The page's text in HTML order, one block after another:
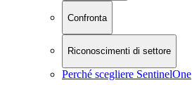
Confronta
Riconoscimenti di settore
Perché scegliere SentinelOne